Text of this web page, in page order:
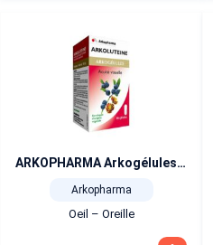
ARKOPHARMA Arkogélules Acuité Visuelle Arkolutéine 45 gélules
Arkopharma
Oeil – Oreille